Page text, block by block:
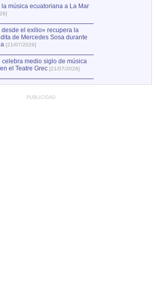
música ecuatoriana a La Mar
el exilio» recupera la
de Mercedes Sosa durante
[21/07/2026]
medio siglo de música
el Teatre Grec [21/07/2026]
PUBLICIDAD